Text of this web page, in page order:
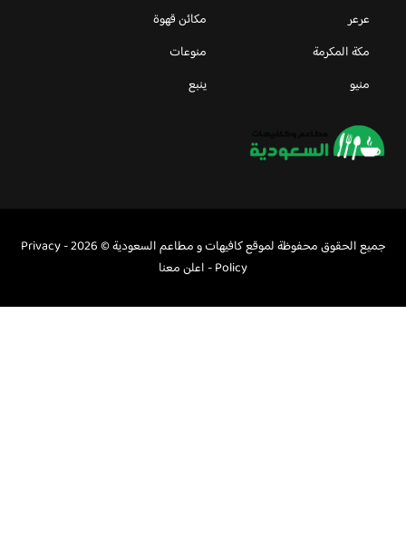
عرعر
مكائن قهوة
مكة المكرمة
منوعات
منيو
ينبع
جميع الحقوق محفوظة لموقع كافيهات و مطاعم السعودية © 2026 -
Privacy
Policy
-اعلن معنا